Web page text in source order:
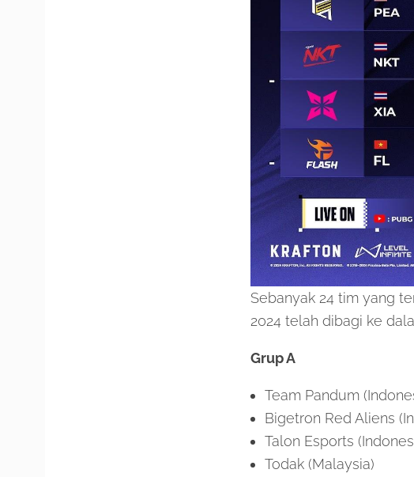
Sebanyak 24 tim yang
2024 telah dibagi ke
Grup A
Team Pandum
Bigetron Red Aliens
Talon Esports
Todak (Malaysia)